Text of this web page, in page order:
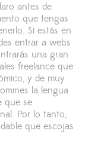
antes de
que tengas
Si estás en
entrar a webs
una gran
freelance que
y de muy
la lengua
que se
Por lo tanto,
que escojas